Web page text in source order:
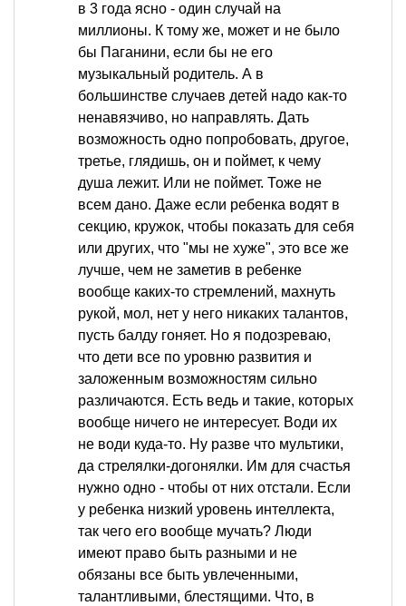
в 3 года ясно - один случай на
миллионы. К тому же, может и не было
бы Паганини, если бы не его
музыкальный родитель. А в
большинстве случаев детей надо как-то
ненавязчиво, но направлять. Дать
возможность одно попробовать, другое,
третье, глядишь, он и поймет, к чему
душа лежит. Или не поймет. Тоже не
всем дано. Даже если ребенка водят в
секцию, кружок, чтобы показать для себя
или других, что "мы не хуже", это все же
лучше, чем не заметив в ребенке
вообще каких-то стремлений, махнуть
рукой, мол, нет у него никаких талантов,
пусть балду гоняет. Но я подозреваю,
что дети все по уровню развития и
заложенным возможностям сильно
различаются. Есть ведь и такие, которых
вообще ничего не интересует. Води их
не води куда-то. Ну разве что мультики,
да стрелялки-догонялки. Им для счастья
нужно одно - чтобы от них отстали. Если
у ребенка низкий уровень интеллекта,
так чего его вообще мучать? Люди
имеют право быть разными и не
обязаны все быть увлеченными,
талантливыми, блестящими. Что, в